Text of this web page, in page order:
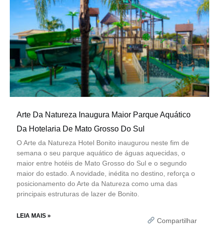
Arte Da Natureza Inaugura Maior Parque Aquático
Da Hotelaria De Mato Grosso Do Sul
O Arte da Natureza Hotel Bonito inaugurou neste fim de
semana o seu parque aquático de águas aquecidas, o
maior entre hotéis de Mato Grosso do Sul e o segundo
maior do estado. A novidade, inédita no destino, reforça o
posicionamento do Arte da Natureza como uma das
principais estruturas de lazer de Bonito.
LEIA MAIS »
Compartilhar